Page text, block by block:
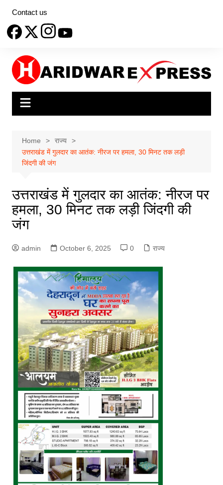
content
Contact us
Home
राज्य
उत्तराखंड में गुलदार का आतंक: नीरज पर हमला, 30 मिनट तक लड़ी
जिंदगी की जंग
उत्तराखंड में गुलदार का आतंक: नीरज पर
हमला, 30 मिनट तक लड़ी जिंदगी की
जंग
admin October 6, 2025 0 राज्य